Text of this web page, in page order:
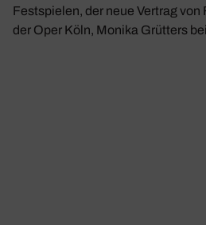
Festspielen, der neue Vertrag von
der Oper Köln, Monika Grütters